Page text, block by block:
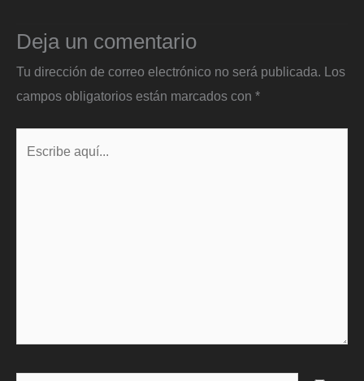
Deja un comentario
Tu dirección de correo electrónico no será publicada. Los
campos obligatorios están marcados con *